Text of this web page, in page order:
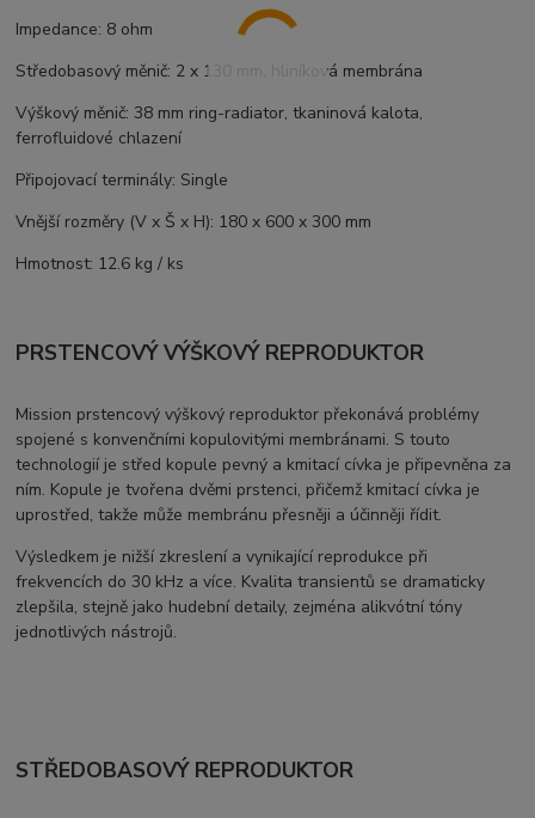
Impedance: 8 ohm
Středobasový měnič: 2 x 130 mm, hliníková membrána
Výškový měnič: 38 mm ring-radiator, tkaninová kalota,
ferrofluidové chlazení
Připojovací terminály: Single
Vnější rozměry (V x Š x H): 180 x 600 x 300 mm
Hmotnost: 12.6 kg / ks
PRSTENCOVÝ VÝŠKOVÝ REPRODUKTOR
Mission prstencový výškový reproduktor překonává problémy
spojené s konvenčními kopulovitými membránami. S touto
technologií je střed kopule pevný a kmitací cívka je připevněna za
ním. Kopule je tvořena dvěmi prstenci, přičemž kmitací cívka je
uprostřed, takže může membránu přesněji a účinněji řídit.
Výsledkem je nižší zkreslení a vynikající reprodukce při
frekvencích do 30 kHz a více. Kvalita transientů se dramaticky
zlepšila, stejně jako hudební detaily, zejména alikvótní tóny
jednotlivých nástrojů.
STŘEDOBASOVÝ REPRODUKTOR